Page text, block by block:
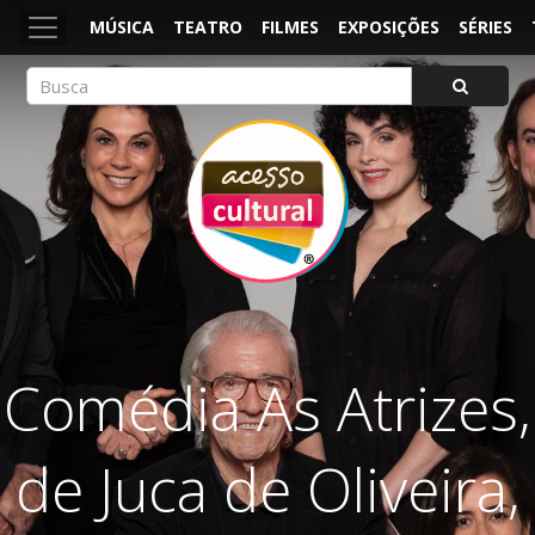
MÚSICA TEATRO FILMES EXPOSIÇÕES SÉRIES
ACESSO CULTURAL
Arte, Cultura Pop e Entretenimento
Comédia As Atrizes,
de Juca de Oliveira,